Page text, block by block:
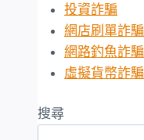
投資詐騙
網店刷單詐騙
網路釣魚詐騙
虛擬貨幣詐騙
搜尋